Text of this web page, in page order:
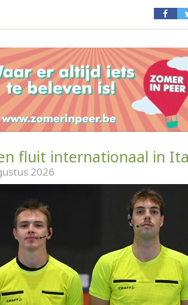
fluit internationaal in
2026